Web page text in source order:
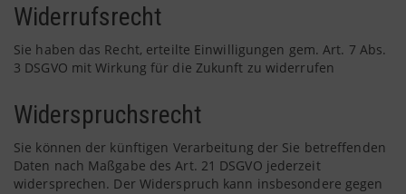
Widerrufsrecht
Sie haben das Recht, erteilte Einwilligungen gem. Art. 7 Abs.
3 DSGVO mit Wirkung für die Zukunft zu widerrufen
Widerspruchsrecht
Sie können der künftigen Verarbeitung der Sie betreffenden
Daten nach Maßgabe des Art. 21 DSGVO jederzeit
widersprechen. Der Widerspruch kann insbesondere gegen